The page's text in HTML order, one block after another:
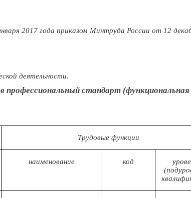
2017 года приказом Минтруда России от 12
деятельности.
стандарт (функциональная
Трудовые функции
наименование код